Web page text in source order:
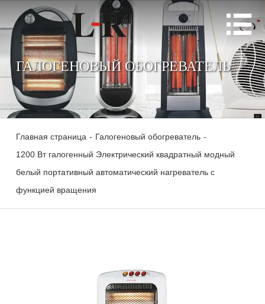

ГАЛОГЕНОВЫЙ ОБОГРЕВАТЕЛЬ
Главная страница - Галогеновый обогреватель -
1200 Вт галогенный Электрический квадратный модный
белый портативный автоматический нагреватель с
функцией вращения